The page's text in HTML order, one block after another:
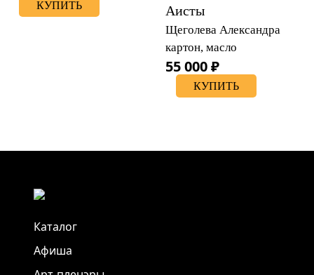
КУПИТЬ Аисты
Щеголева Александра
картон, масло
55 000 ₽
КУПИТЬ
Каталог
Афиша